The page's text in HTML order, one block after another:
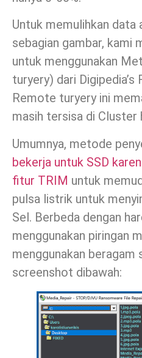
Untuk memulihkan data
sebagian gambar, kami
untuk menggunakan
turyery) dari Digipedia’s
Remote turyery ini
masih tersisa di Cluster
Umumnya, metode
bekerja untuk SSD
fitur TRIM untuk
pulsa listrik untuk
Sel. Berbeda dengan
menggunakan piringan
menggunakan
screenshot dibawah: